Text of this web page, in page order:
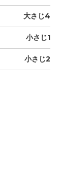
大さじ4
小さじ1
小さじ2